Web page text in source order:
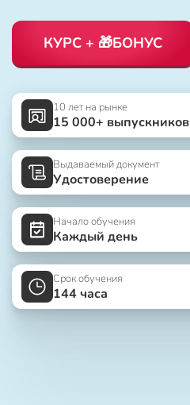
КУРС + 🎁БОНУС
10 лет на рынке
15 000+ выпускников
Выдаваемый документ
Удостоверение
Начало обучения
Каждый день
Срок обучения
144 часа